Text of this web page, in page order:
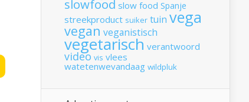
slowfood slow food Spanje
streekproduct suiker tuin vega
vegan veganistisch
vegetarisch verantwoord
video vis vlees
watetenwevandaag wildpluk